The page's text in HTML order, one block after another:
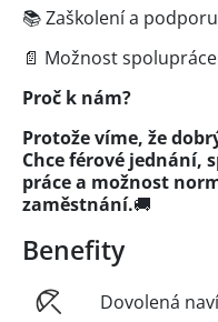
📚 Zaškolení a
📄 Možnost spolupráce
Proč k nám?
Protože víme, že
Chce férové jednání,
práce a možnost
zaměstnání.🚚
Benefity
Dovolená